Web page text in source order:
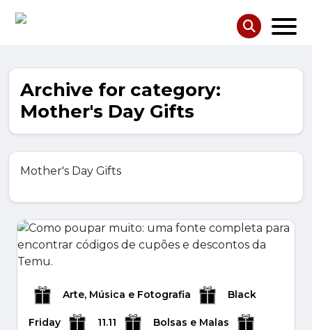
Archive for category:
Mother's Day Gifts
Mother's Day Gifts
Arte, Música e Fotografia Black
Friday 11.11 Bolsas e Malas